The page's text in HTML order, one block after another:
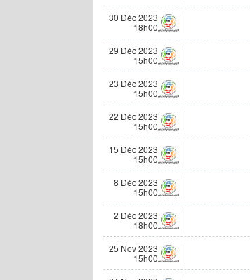
30 Déc 2023
18h00
29 Déc 2023
15h00
23 Déc 2023
15h00
22 Déc 2023
15h00
15 Déc 2023
15h00
8 Déc 2023
15h00
2 Déc 2023
18h00
25 Nov 2023
15h00